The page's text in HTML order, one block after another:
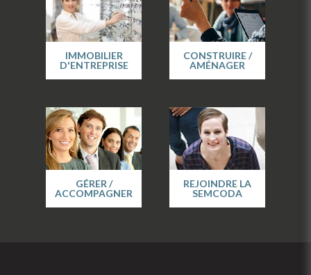
IMMOBILIER
D'ENTREPRISE
CONSTRUIRE /
AMÉNAGER
GÉRER /
ACCOMPAGNER
REJOINDRE LA
SEMCODA